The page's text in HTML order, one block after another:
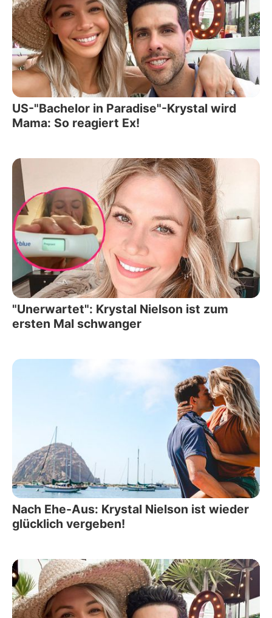
US-"Bachelor in Paradise"-Krystal wird
Mama: So reagiert Ex!
"Unerwartet": Krystal Nielson ist zum
ersten Mal schwanger
Nach Ehe-Aus: Krystal Nielson ist wieder
glücklich vergeben!